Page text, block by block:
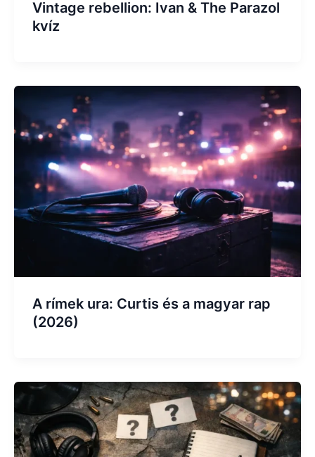
Vintage rebellion: Ivan & The Parazol
kvíz
A rímek ura: Curtis és a magyar rap
(2026)